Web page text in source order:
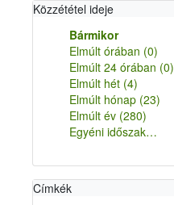
Közzététel ideje
Bármikor
Elmúlt órában (0)
Elmúlt 24 órában (0)
Elmúlt hét (4)
Elmúlt hónap (23)
Elmúlt év (280)
Egyéni időszak…
Címkék